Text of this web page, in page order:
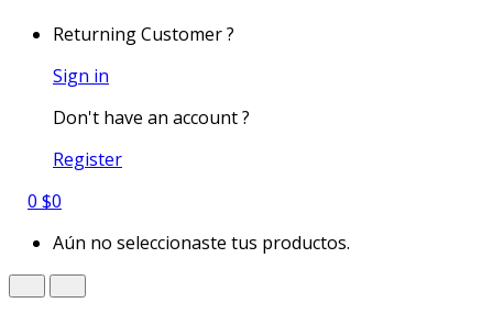
Returning Customer ?
Sign in
Don't have an account ?
Register
0 $0
Aún no seleccionaste tus productos.